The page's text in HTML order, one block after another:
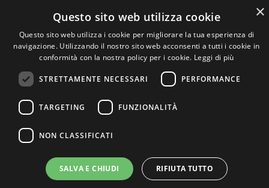
×
Questo sito web utilizza cookie
Questo sito web utilizza i cookie per migliorare la tua esperienza di
navigazione. Utilizzando il nostro sito web acconsenti a tutti i cookie in
conformità con la nostra policy per i cookie. Leggi di più
STRETTAMENTE NECESSARI PERFORMANCE
TARGETING FUNZIONALITÀ
NON CLASSIFICATI
SALVA E CHIUDI RIFIUTA TUTTO